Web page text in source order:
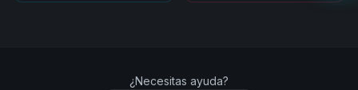
¿Necesitas ayuda?